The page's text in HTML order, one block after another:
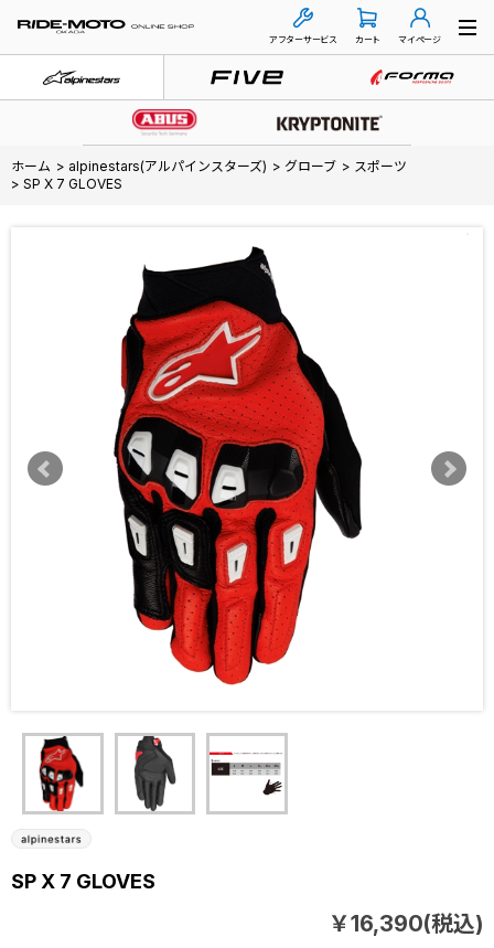
アフターサービス カート マイページ
ホーム > alpinestars(アルパインスターズ) > グローブ > スポーツ
> SP X 7 GLOVES
SP X 7 GLOVES
￥16,390(税込)